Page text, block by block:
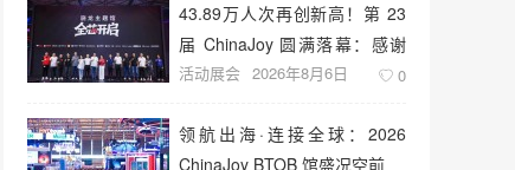
43.89万人次再创新高！第 23
届 ChinaJoy 圆满落幕：感谢
有你，共赴这场“与 AI 同游”的
活动展会 2026年8月6日 0
领航出海·连接全球：2026
ChinaJoy BTOB 馆盛况空前